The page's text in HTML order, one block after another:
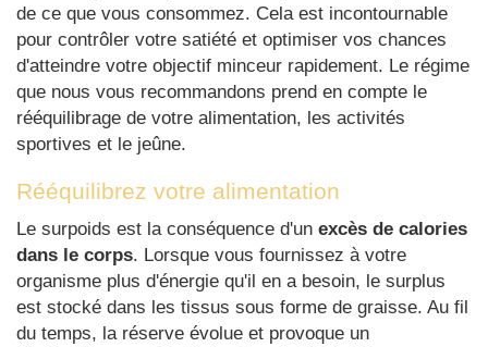
de ce que vous consommez. Cela est incontournable
pour contrôler votre satiété et optimiser vos chances
d'atteindre votre objectif minceur rapidement. Le régime
que nous vous recommandons prend en compte le
rééquilibrage de votre alimentation, les activités
sportives et le jeûne.
Rééquilibrez votre alimentation
Le surpoids est la conséquence d'un excès de calories
dans le corps. Lorsque vous fournissez à votre
organisme plus d'énergie qu'il en a besoin, le surplus
est stocké dans les tissus sous forme de graisse. Au fil
du temps, la réserve évolue et provoque un